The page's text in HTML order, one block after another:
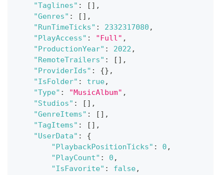
"Taglines" : [ ] ,
"Genres" : [ ] ,
"RunTimeTicks" : 2332317080 ,
"PlayAccess" : "Full" ,
"ProductionYear" : 2022 ,
"RemoteTrailers" : [ ] ,
"ProviderIds" : {} ,
"IsFolder" : true,
"Type" : "MusicAlbum" ,
"Studios" : [ ] ,
"GenreItems" : [ ] ,
"TagItems" : [ ] ,
"UserData" :
{
"PlaybackPositionTicks" : 0 ,
"PlayCount" : 0 ,
"IsFavorite" : false,